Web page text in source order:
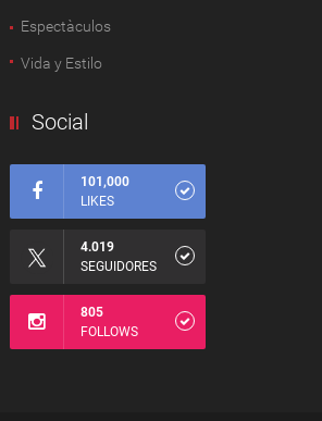
Espectàculos
Vida y Estilo
Social
101,000
LIKES
4.019
SEGUIDORES
805
FOLLOWS